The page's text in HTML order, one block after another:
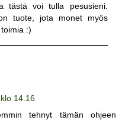
tästä voi tulla pesusieni.
tuote, jota monet myös
:)
14.16
tehnyt tämän ohjeen